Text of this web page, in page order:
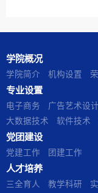
学院概况
学院简介 机构设置
专业设置
电子商务 广告艺术设计
大数据技术
软件技术
党团建设
党建工作 团建工作
人才培养
三全育人 教学科研